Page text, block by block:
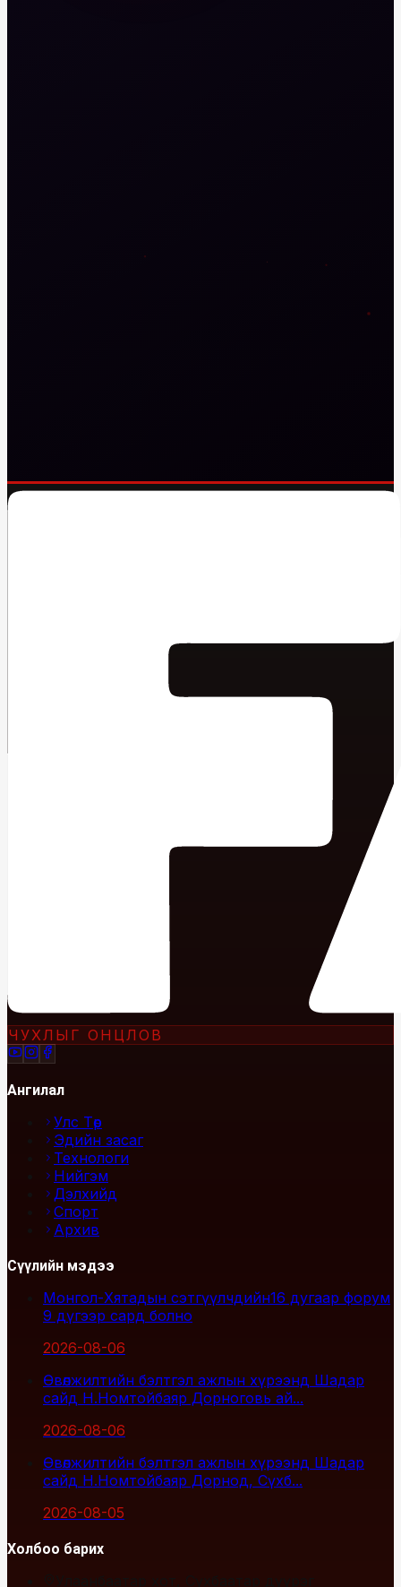
ЧУХЛЫГ ОНЦЛОВ
Ангилал
Улс Төр
Эдийн засаг
Технологи
Нийгэм
Дэлхийд
Спорт
Архив
Сүүлийн мэдээ
Монгол-Хятадын сэтгүүлчдийн16 дугаар форум
9 дүгээр сард болно
2026-08-06
Өвөлжилтийн бэлтгэл ажлын хүрээнд Шадар
сайд Н.Номтойбаяр Дорноговь ай...
2026-08-06
Өвөлжилтийн бэлтгэл ажлын хүрээнд Шадар
сайд Н.Номтойбаяр Дорнод, Сүхб...
2026-08-05
Холбоо барих